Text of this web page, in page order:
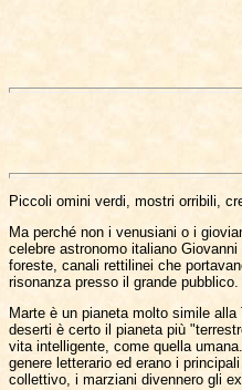
Piccoli omini verdi, mostri orribili,
Ma perché non i venusiani o i
celebre astronomo italiano
foreste, canali rettilinei che
risonanza presso il grande pubblico.
Marte è un pianeta molto simile
deserti è certo il pianeta più
vita intelligente, come quella
genere letterario ed erano i
collettivo, i marziani divennero gli